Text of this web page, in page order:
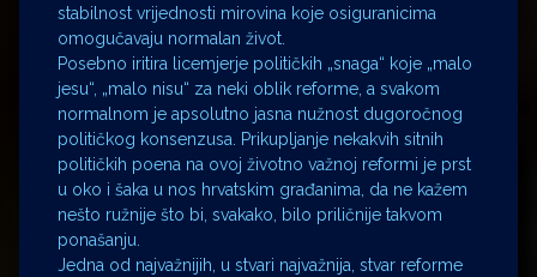
stabilnost vrijednosti mirovina koje osiguranicima
omogučavaju normalan život.
Posebno iritira licemjerje političkih „snaga“ koje „malo
jesu“, „malo nisu“ za neki oblik reforme, a svakom
normalnom je apsolutno jasna nužnost dugoročnog
političkog konsenzusa. Prikupljanje nekakvih sitnih
političkih poena na ovoj životno važnoj reformi je prst
u oko i šaka u nos hrvatskim građanima, da ne kažem
nešto ružnije što bi, svakako, bilo priličnije takvom
ponašanju.
Jedna od najvažnijih, u stvari najvažnija, stvar reforme